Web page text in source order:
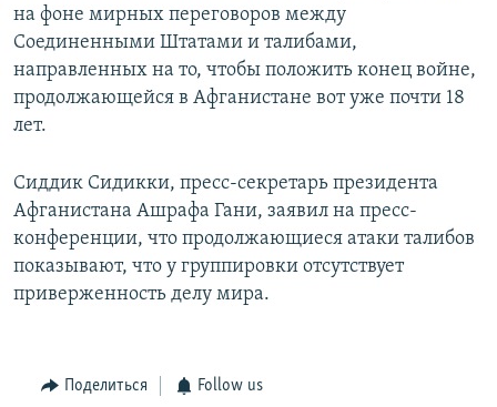
на фоне мирных переговоров между
Соединенными Штатами и талибами,
направленных на то, чтобы положить конец войне,
продолжающейся в Афганистане вот уже почти 18
лет.
Сиддик Сидикки, пресс-секретарь президента
Афганистана Ашрафа Гани, заявил на пресс-
конференции, что продолжающиеся атаки талибов
показывают, что у группировки отсутствует
приверженность делу мира.
Поделиться Follow us